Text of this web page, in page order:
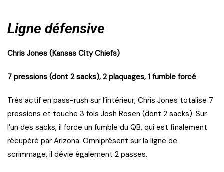
Ligne défensive
Chris Jones (Kansas City Chiefs)
7 pressions (dont 2 sacks), 2 plaquages, 1 fumble forcé
Très actif en pass-rush sur l’intérieur, Chris Jones totalise 7
pressions et touche 3 fois Josh Rosen (dont 2 sacks). Sur
l’un des sacks, il force un fumble du QB, qui est finalement
récupéré par Arizona. Omniprésent sur la ligne de
scrimmage, il dévie également 2 passes.